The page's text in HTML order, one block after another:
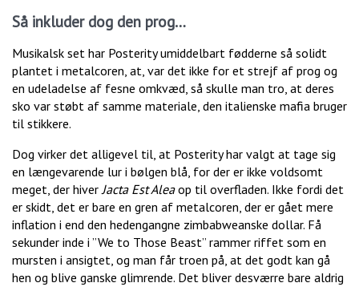
Så inkluder dog den prog…
Musikalsk set har Posterity umiddelbart fødderne så solidt
plantet i metalcoren, at, var det ikke for et strejf af prog og
en udeladelse af fesne omkvæd, så skulle man tro, at deres
sko var støbt af samme materiale, den italienske mafia bruger
til stikkere.
Dog virker det alligevel til, at Posterity har valgt at tage sig
en længevarende lur i bølgen blå, for der er ikke voldsomt
meget, der hiverJacta Est Aleaop til overfladen. Ikke fordi det
er skidt, det er bare en gren af metalcoren, der er gået mere
inflation i end den hedengangne zimbabweanske dollar. Få
sekunder inde i ”We to Those Beast” rammer riffet som en
mursten i ansigtet, og man får troen på, at det godt kan gå
hen og blive ganske glimrende. Det bliver desværre bare aldrig